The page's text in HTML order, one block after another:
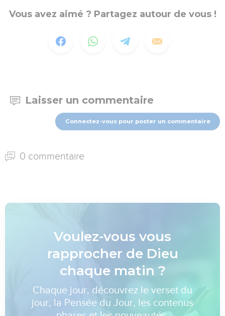
Vous avez aimé ? Partagez autour de vous !
Laisser un commentaire
Connectez-vous pour poster un commentaire
0 commentaire
Voulez-vous vous
rapprocher de Dieu
chaque matin ?
Chaque jour, découvrez le verset du
jour, la Pensée du Jour, les contenus